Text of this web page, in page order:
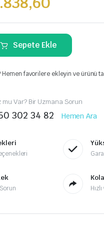
Sepete Ekle
Hemen favorilere ekleyin ve ürünü
mu Var? Bir Uzmana Sorun
302 34 82 Hemen Ara